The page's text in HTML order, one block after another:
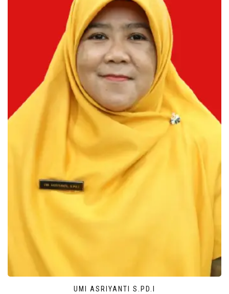
UMI ASRIYANTI S.PD.I